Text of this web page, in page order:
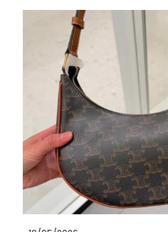
Lisa 同 Kaia Gerber 都愛用：
LONDONKELLY 英國代購